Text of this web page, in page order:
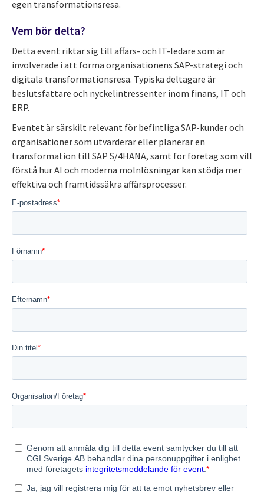
egen transformationsresa.
Vem bör delta?
Detta event riktar sig till affärs- och IT-ledare som är
involverade i att forma organisationens SAP-strategi och
digitala transformationsresa. Typiska deltagare är
beslutsfattare och nyckelintressenter inom finans, IT och
ERP.
Eventet är särskilt relevant för befintliga SAP-kunder och
organisationer som utvärderar eller planerar en
transformation till SAP S/4HANA, samt för företag som vill
förstå hur AI och moderna molnlösningar kan stödja mer
effektiva och framtidssäkra affärsprocesser.